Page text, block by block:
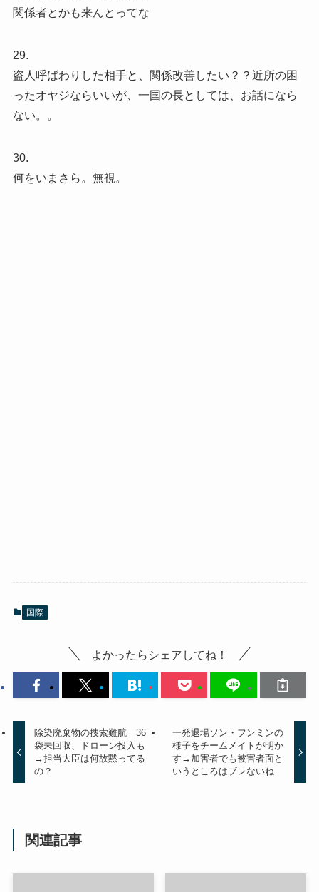
関係者とかも来んとってな
29.
盗人呼ばわりした相手と、関係改善したい？？近所の困
ったオヤジならいいが、一国の長としては、お話になら
ない。。
30.
何をいまさら。無視。
国際
よかったらシェアしてね！
除染廃棄物の捜索難航 36
袋未回収、ドローン投入も
→担当大臣は何故黙ってる
の？
一発退場ソン・フンミンの
様子をチームメイトが明か
す→加害者でも被害者面と
いうところはブレないね
関連記事